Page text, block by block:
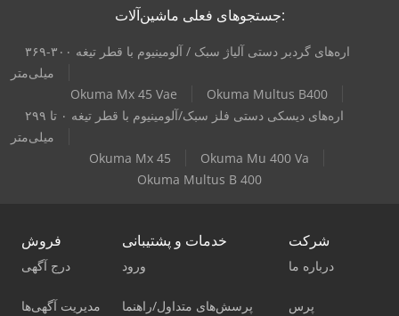
جستجوهای فعلی ماشین‌آلات:
اره‌های گردبر دستی آلیاژ سبک / آلومینیوم با قطر تیغه ۳۰۰-۳۶۹
میلی‌متر
Okuma Mx 45 Vae
Okuma Multus B400
اره‌های دیسکی دستی فلز سبک/آلومینیوم با قطر تیغه ۰ تا ۲۹۹
میلی‌متر
Okuma Mx 45
Okuma Mu 400 Va
Okuma Multus B 400
فروش
درج آگهی
مدیریت آگهی‌ها
خدمات و پشتیبانی
ورود
پرسش‌های متداول/راهنما
شرکت
درباره ما
پرس